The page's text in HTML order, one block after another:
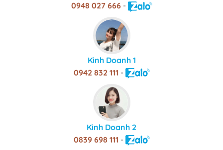
0948 027 666-
Kinh Doanh 1
0942 832 111 -
Kinh Doanh 2
0839 698 111 -